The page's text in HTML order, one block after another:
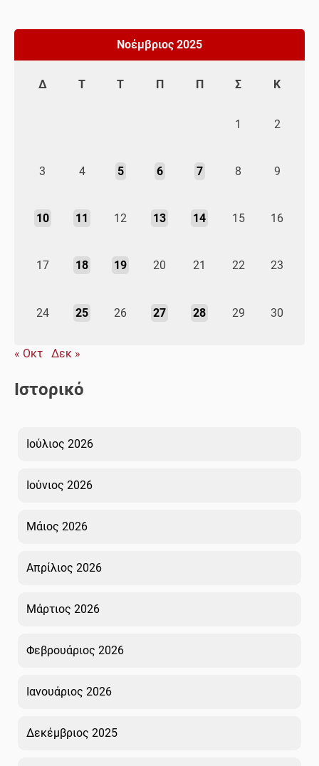
Νοέμβριος 2025
Δ Τ Τ Π Π Σ Κ
1 2
3 4 5 6 7 8 9
10 11 12 13 14 15 16
17 18 19 20 21 22 23
24 25 26 27 28 29 30
« Οκτ Δεκ »
Ιστορικό
Ιούλιος 2026
Ιούνιος 2026
Μάιος 2026
Απρίλιος 2026
Μάρτιος 2026
Φεβρουάριος 2026
Ιανουάριος 2026
Δεκέμβριος 2025